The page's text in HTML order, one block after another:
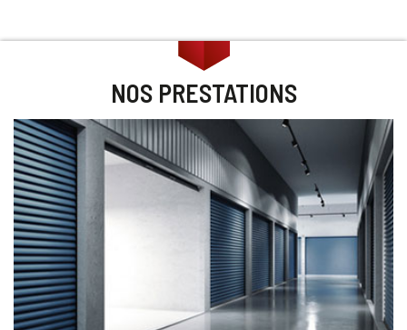
NOS PRESTATIONS